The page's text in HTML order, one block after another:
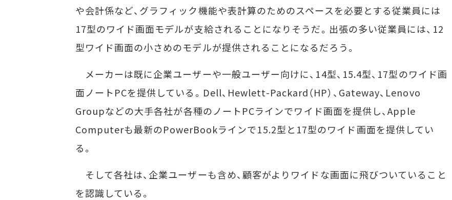
や会計係など、グラフィック機能や表計算のためのスペースを必要とする従業員には
17型のワイド画面モデルが支給されることになりそうだ。出張の多い従業員には、12
型ワイド画面の小さめのモデルが提供されることになるだろう。
メーカーは既に企業ユーザーや一般ユーザー向けに、14型、15.4型、17型のワイド画
面ノートPCを提供している。Dell、Hewlett-Packard（HP）、Gateway、Lenovo
Groupなどの大手各社が各種のノートPCラインでワイド画面を提供し、Apple
Computerも最新のPowerBookラインで15.2型と17型のワイド画面を提供してい
る。
そして各社は、企業ユーザーも含め、顧客がよりワイドな画面に飛びついていること
を認識している。